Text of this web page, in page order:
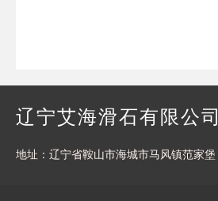
辽宁艾海滑石有限公司
地址：辽宁省鞍山市海城市马风镇范家堡